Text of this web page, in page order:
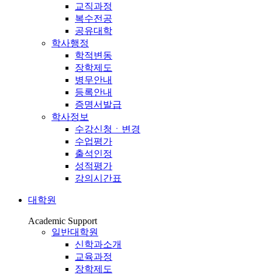
교직과정
복수전공
공유대학
학사행정
학적변동
장학제도
병무안내
등록안내
증명서발급
학사정보
수강신청ㆍ변경
수업평가
출석인정
성적평가
강의시간표
대학원
Academic Support
일반대학원
신학과소개
교육과정
장학제도